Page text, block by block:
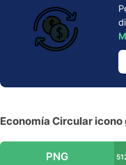
Economía Circular
PNG